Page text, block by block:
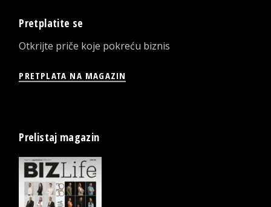
Pretplatite se
Otkrijte priče koje pokreću biznis
PRETPLATA NA MAGAZIN
Prelistaj magazin